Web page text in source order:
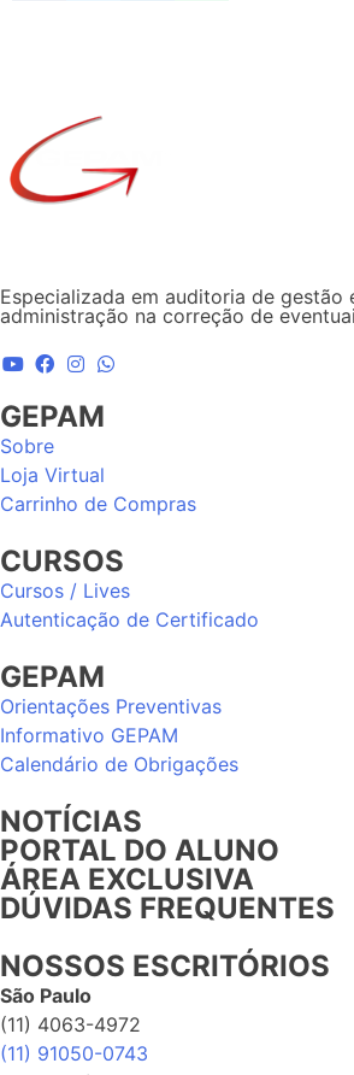
Especializada em auditoria de
administração na correção de
GEPAM
Sobre
Loja Virtual
Carrinho de Compras
CURSOS
Cursos / Lives
Autenticação de Certificado
GEPAM
Orientações Preventivas
Informativo GEPAM
Calendário de Obrigações
NOTÍCIAS
PORTAL DO ALUNO
ÁREA EXCLUSIVA
DÚVIDAS FREQUENTES
NOSSOS ESCRITÓRIOS
São Paulo
(11) 4063-4972
(11) 91050-0743